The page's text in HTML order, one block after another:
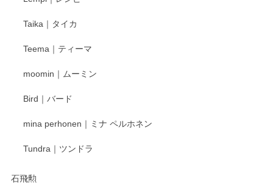
Taika｜タイカ
Teema｜ティーマ
moomin｜ムーミン
Bird｜バード
mina perhonen｜ミナ ペルホネン
Tundra｜ツンドラ
石飛勲